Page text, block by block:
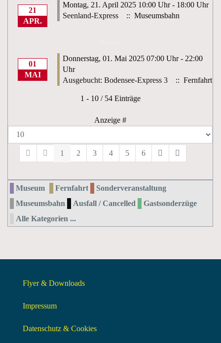
21
APR.
Montag, 21. April 2025 10:00 Uhr - 18:00 Uhr
Seenland-Express
:: Museumsbahn
01
MAI
Donnerstag, 01. Mai 2025 07:00 Uhr - 22:00
Uhr
Ausgebucht: Bodensee-Express 3
:: Fernfahrt
Limite der Paginierungsliste
1 - 10 / 54 Einträge
Anzeige #
1 2 3 4 5 6
Museum Fernfahrt
Sonderveranstaltung
Museumsbahn
Ausfall / Cancelled
Gastsonderzüge
Alle Kategorien ...
Flyer & Downloads
Impressum
Datenschutz & Cookies